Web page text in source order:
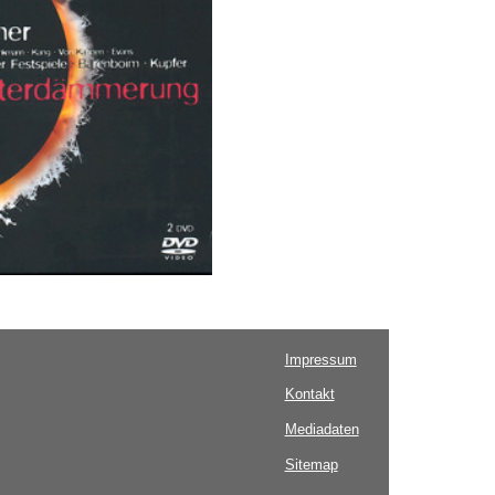
Impressum
Kontakt
Mediadaten
Sitemap